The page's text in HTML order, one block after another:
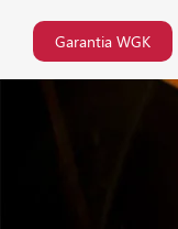
Garantia WGK